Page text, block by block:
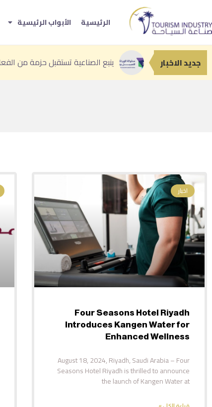
الرئيسية الأبواب الرئيسية
جديد الاخبار «صيف صوي
أمير عسير: «منتجع الوادي» نموذج
«إثراء» يحتضن أعمال القائمة
اخبار
Four Seasons Hotel Riyadh
Introduces Kangen Water for
Enhanced Wellness
August 18, 2024, Riyadh, Saudi Arabia – Four
Seasons Hotel Riyadh is thrilled to announce
the launch of Kangen Water at